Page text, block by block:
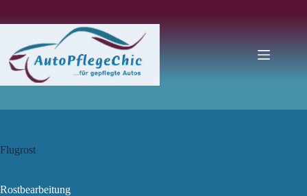
Flugrost
Rostbearbeitung